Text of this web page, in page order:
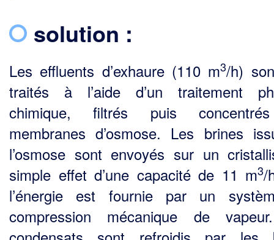
solution :
Les effluents d’exhaure (110 m3/h)
traités à l’aide d’un traitement
chimique, filtrés puis
membranes d’osmose. Les brines
l’osmose sont envoyés sur un
simple effet d’une capacité de 11 m3/
l’énergie est fournie par un
compression mécanique de